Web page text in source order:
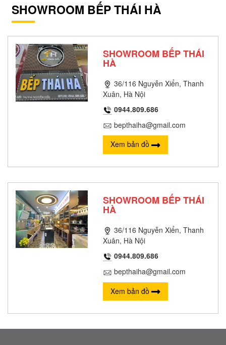
SHOWROOM BẾP THÁI HÀ
SHOWROOM BẾP THÁI
HÀ
36/116 Nguyễn Xiển, Thanh
Xuân, Hà Nội
0944.809.686
bepthaiha@gmail.com
Xem bản đồ
SHOWROOM BẾP THÁI
HÀ
36/116 Nguyễn Xiển, Thanh
Xuân, Hà Nội
0944.809.686
bepthaiha@gmail.com
Xem bản đồ